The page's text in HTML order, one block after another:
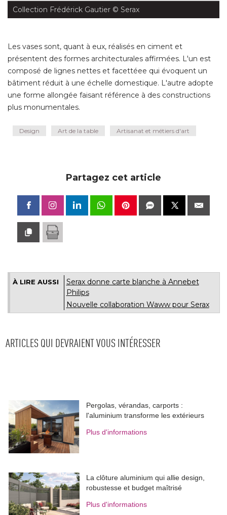
Collection Frédérick Gautier © Serax
Les vases sont, quant à eux, réalisés en ciment et
présentent des formes architecturales affirmées. L'un est
composé de lignes nettes et facettéee qui évoquent un
bâtiment réduit à une échelle domestique. L'autre adopte
une forme allongée faisant référence à des constructions
plus monumentales.
Design Art de la table Artisanat et métiers d'art
Partagez cet article
À LIRE AUSSI
Serax donne carte blanche à Annebet
Philips
Nouvelle collaboration Waww pour Serax
ARTICLES QUI DEVRAIENT VOUS INTÉRESSER
Pergolas, vérandas, carports :
l'aluminium transforme les extérieurs
Plus d'informations
La clôture aluminium qui allie design,
robustesse et budget maîtrisé
Plus d'informations